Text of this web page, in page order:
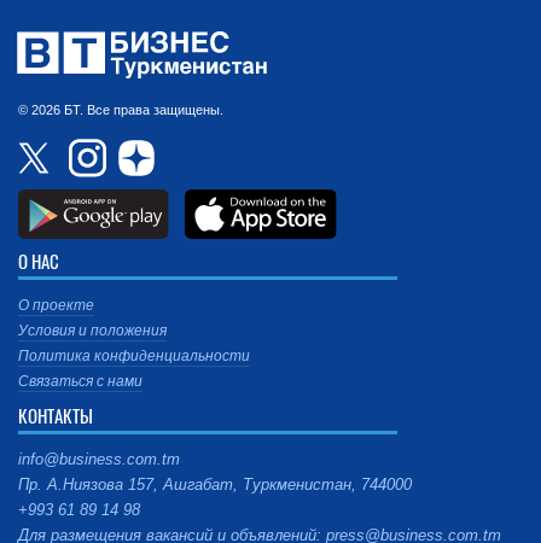
© 2026 БТ. Все права защищены.
О НАС
О проекте
Условия и положения
Политика конфиденциальности
Связаться с нами
КОНТАКТЫ
info@business.com.tm
Пр. А.Ниязова 157, Ашгабат, Туркменистан, 744000
+993 61 89 14 98
Для размещения вакансий и объявлений: press@business.com.tm